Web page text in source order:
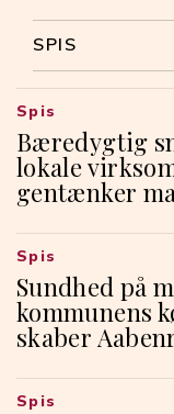
SPIS
Bæredygtig
lokale
gentænker
Spis
Sundhed på
kommunens
skaber
Spis
Spis